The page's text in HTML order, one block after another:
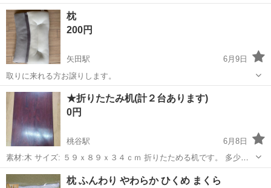
細かい点が気になられる方、神経質な方はご遠慮下さい。 定価7980円
ウレタンシート２枚で枕全体の高さを調整可能 内部が７つのユニット
に分かれている...
大阪 大阪市
枕
200円
矢田駅
6月9日
取りに来れる方お譲りします。
大阪 大阪市 矢田駅 寝具 譲り
★折りたたみ机(計２台あります)
0円
桃谷駅
6月8日
素材:木 サイズ: ５９ｘ８９ｘ３４ｃｍ 折りたためる机です。 多少傷
がありますが使用に問題はございません。 2台ございます。１台でも
貰っていただける方大歓迎です。 できるだけ早くとりにきてくれる方
大阪 大阪市 桃谷駅 寝具
枕 ふんわり やわらか ひくめ まくら